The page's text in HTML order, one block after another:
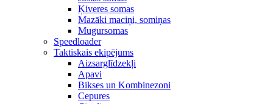
Ķiveres somas
Mazāki maciņi, somiņas
Mugursomas
Speedloader
Taktiskais ekipējums
Aizsarglīdzekļi
Apavi
Bikses un Kombinezoni
Cepures